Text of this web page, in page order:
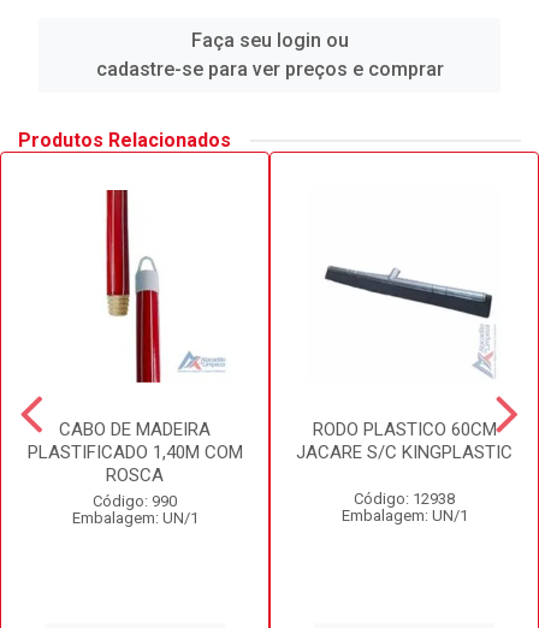
Faça seu login ou
cadastre-se para ver preços e comprar
Produtos Relacionados
CABO DE MADEIRA
PLASTIFICADO 1,40M COM
ROSCA
Código: 990
Embalagem: UN/1
RODO PLASTICO 60CM
JACARE S/C KINGPLASTIC
Código: 12938
Embalagem: UN/1